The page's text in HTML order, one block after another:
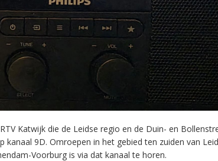
Katwijk die de Leidse regio en de Duin- en
9D. Omroepen in het gebied ten zuiden van
Voorburg is via dat kanaal te horen.